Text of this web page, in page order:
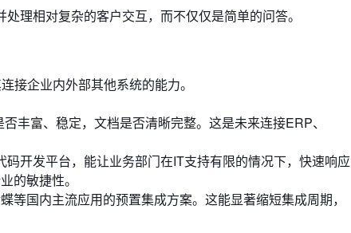
理相对复杂的客户交互，而不仅仅是简单的问答。
接企业内外部其他系统的能力。
丰富、稳定，文档是否清晰完整。这是未来连接ERP、
码开发平台，能让业务部门在IT支持有限的情况下，快速响应
的敏捷性。
国内主流应用的预置集成方案。这能显著缩短集成周期，